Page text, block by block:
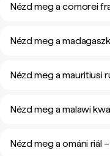
Nézd meg a comorei
Nézd meg a
Nézd meg a mauritiusi
Nézd meg a malawi
Nézd meg a ománi riál